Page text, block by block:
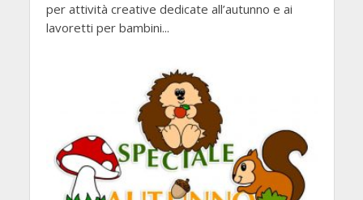
per attività creative dedicate all’autunno e ai
lavoretti per bambini...